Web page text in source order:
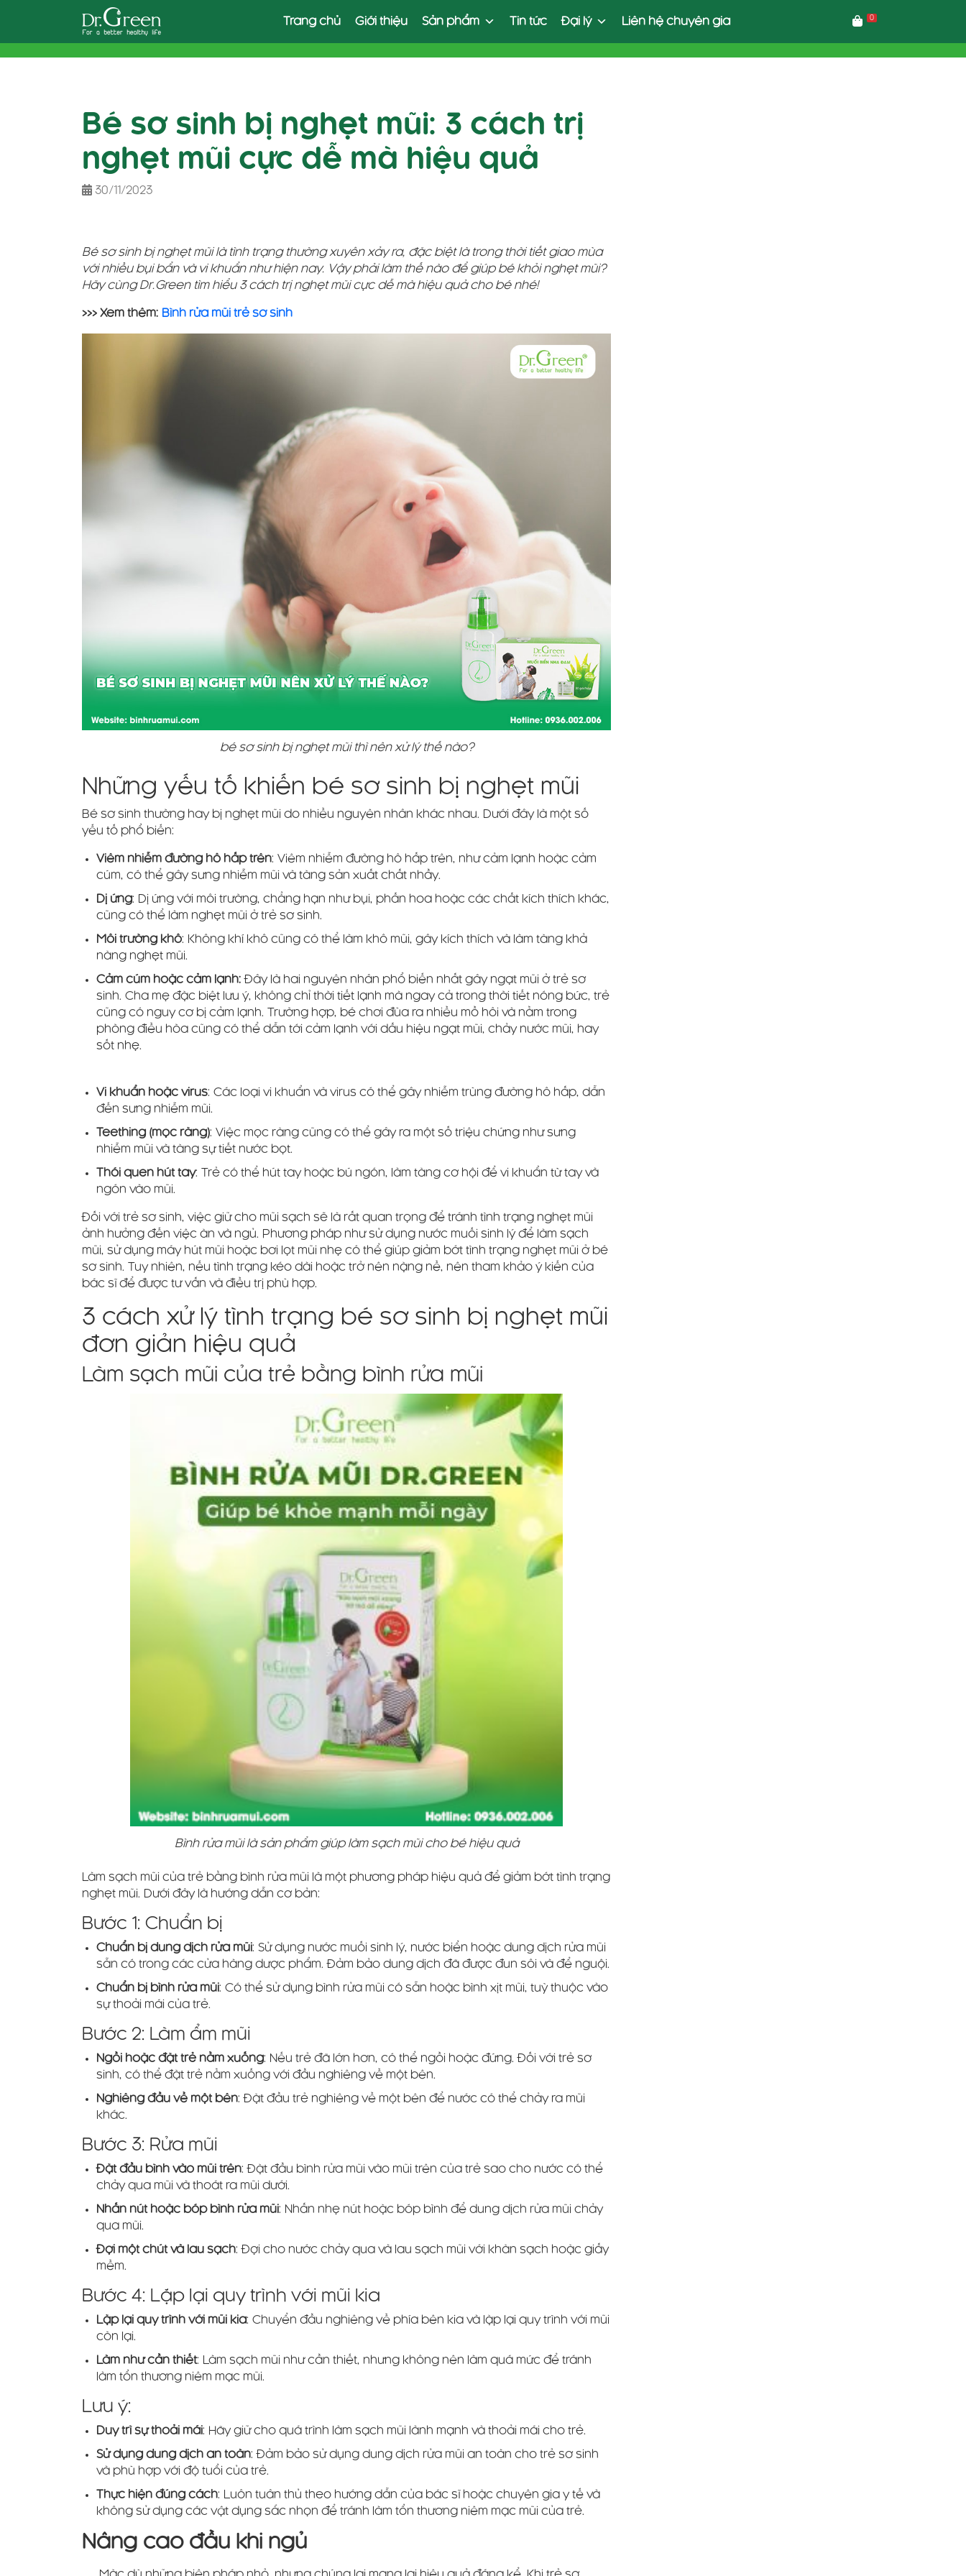
Trang chủ Giới thiệu Sản phẩm Tin tức Đại lý Liên hệ chuyên gia 0
Bé sơ sinh bị nghẹt mũi: 3 cách trị
nghẹt mũi cực dễ mà hiệu quả
30/11/2023
Bé sơ sinh bị nghẹt mũi là tình trạng thường xuyên xảy ra, đặc biệt là trong thời tiết giao mùa
với nhiều bụi bẩn và vi khuẩn như hiện nay. Vậy phải làm thế nào để giúp bé khỏi nghẹt mũi?
Hãy cùng Dr.Green tìm hiểu 3 cách trị nghẹt mũi cực dễ mà hiệu quả cho bé nhé!
>>> Xem thêm: Bình rửa mũi trẻ sơ sinh
bé sơ sinh bị nghẹt mũi thì nên xử lý thế nào?
Những yếu tố khiến bé sơ sinh bị nghẹt mũi
Bé sơ sinh thường hay bị nghẹt mũi do nhiều nguyên nhân khác nhau. Dưới đây là một số
yếu tố phổ biến:
Viêm nhiễm đường hô hấp trên: Viêm nhiễm đường hô hấp trên, như cảm lạnh hoặc cảm
cúm, có thể gây sưng nhiễm mũi và tăng sản xuất chất nhầy.
Dị ứng: Dị ứng với môi trường, chẳng hạn như bụi, phấn hoa hoặc các chất kích thích khác,
cũng có thể làm nghẹt mũi ở trẻ sơ sinh.
Môi trường khô: Không khí khô cũng có thể làm khô mũi, gây kích thích và làm tăng khả
năng nghẹt mũi.
Cảm cúm hoặc cảm lạnh:Đây là hai nguyên nhân phổ biến nhất gây ngạt mũi ở trẻ sơ
sinh. Cha mẹ đặc biệt lưu ý, không chỉ thời tiết lạnh mà ngay cả trong thời tiết nóng bức, trẻ
cũng có nguy cơ bị cảm lạnh. Trường hợp, bé chơi đùa ra nhiều mồ hôi và nằm trong
phòng điều hòa cũng có thể dẫn tới cảm lạnh với dấu hiệu ngạt mũi, chảy nước mũi, hay
sốt nhẹ.
Vi khuẩn hoặc virus: Các loại vi khuẩn và virus có thể gây nhiễm trùng đường hô hấp, dẫn
đến sưng nhiễm mũi.
Teething (mọc răng): Việc mọc răng cũng có thể gây ra một số triệu chứng như sưng
nhiễm mũi và tăng sự tiết nước bọt.
Thói quen hút tay: Trẻ có thể hút tay hoặc bú ngón, làm tăng cơ hội để vi khuẩn từ tay và
ngón vào mũi.
Đối với trẻ sơ sinh, việc giữ cho mũi sạch sẽ là rất quan trọng để tránh tình trạng nghẹt mũi
ảnh hưởng đến việc ăn và ngủ. Phương pháp như sử dụng nước muối sinh lý để làm sạch
mũi, sử dụng máy hút mũi hoặc bơi lọt mũi nhẹ có thể giúp giảm bớt tình trạng nghẹt mũi ở bé
sơ sinh. Tuy nhiên, nếu tình trạng kéo dài hoặc trở nên nặng nề, nên tham khảo ý kiến của
bác sĩ để được tư vấn và điều trị phù hợp.
3 cách xử lý tình trạng bé sơ sinh bị nghẹt mũi
đơn giản hiệu quả
Làm sạch mũi của trẻ bằng bình rửa mũi
Bình rửa mũi là sản phẩm giúp làm sạch mũi cho bé hiệu quả
Làm sạch mũi của trẻ bằng bình rửa mũi là một phương pháp hiệu quả để giảm bớt tình trạng
nghẹt mũi. Dưới đây là hướng dẫn cơ bản:
Bước 1: Chuẩn bị
Chuẩn bị dung dịch rửa mũi: Sử dụng nước muối sinh lý, nước biển hoặc dung dịch rửa mũi
sẵn có trong các cửa hàng dược phẩm. Đảm bảo dung dịch đã được đun sôi và để nguội.
Chuẩn bị bình rửa mũi: Có thể sử dụng bình rửa mũi có sẵn hoặc bình xịt mũi, tuỳ thuộc vào
sự thoải mái của trẻ.
Bước 2: Làm ẩm mũi
Ngồi hoặc đặt trẻ nằm xuống: Nếu trẻ đã lớn hơn, có thể ngồi hoặc đứng. Đối với trẻ sơ
sinh, có thể đặt trẻ nằm xuống với đầu nghiêng về một bên.
Nghiêng đầu về một bên: Đặt đầu trẻ nghiêng về một bên để nước có thể chảy ra mũi
khác.
Bước 3: Rửa mũi
Đặt đầu bình vào mũi trên: Đặt đầu bình rửa mũi vào mũi trên của trẻ sao cho nước có thể
chảy qua mũi và thoát ra mũi dưới.
Nhấn nút hoặc bóp bình rửa mũi: Nhấn nhẹ nút hoặc bóp bình để dung dịch rửa mũi chảy
qua mũi.
Đợi một chút và lau sạch: Đợi cho nước chảy qua và lau sạch mũi với khăn sạch hoặc giấy
mềm.
Bước 4: Lặp lại quy trình với mũi kia
Lặp lại quy trình với mũi kia: Chuyển đầu nghiêng về phía bên kia và lặp lại quy trình với mũi
còn lại.
Làm như cần thiết: Làm sạch mũi như cần thiết, nhưng không nên làm quá mức để tránh
làm tổn thương niêm mạc mũi.
Lưu ý:
Duy trì sự thoải mái: Hãy giữ cho quá trình làm sạch mũi lành mạnh và thoải mái cho trẻ.
Sử dụng dung dịch an toàn: Đảm bảo sử dụng dung dịch rửa mũi an toàn cho trẻ sơ sinh
và phù hợp với độ tuổi của trẻ.
Thực hiện đúng cách: Luôn tuân thủ theo hướng dẫn của bác sĩ hoặc chuyên gia y tế và
không sử dụng các vật dụng sắc nhọn để tránh làm tổn thương niêm mạc mũi của trẻ.
Nâng cao đầu khi ngủ